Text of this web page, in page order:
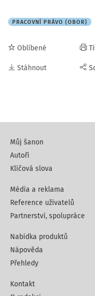
PRACOVNÍ PRÁVO (OBOR)
Oblíbené
Stáhnout
Můj šanon
Autoři
Klíčová slova
Média a reklama
Reference uživatelů
Partnerství, spolupráce
Nabídka produktů
Nápověda
Přehledy
Kontakt